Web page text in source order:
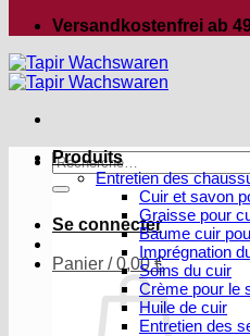
Versandkostenfrei ab
Recherche
pour :
Se connecter
Panier /0,00€
Produits
Entretien des
Cuir et savon
Graisse pour
Baume cuir
Imprégnation
Soins du cuir
Crème pour le
Huile de cuir
Entretien des